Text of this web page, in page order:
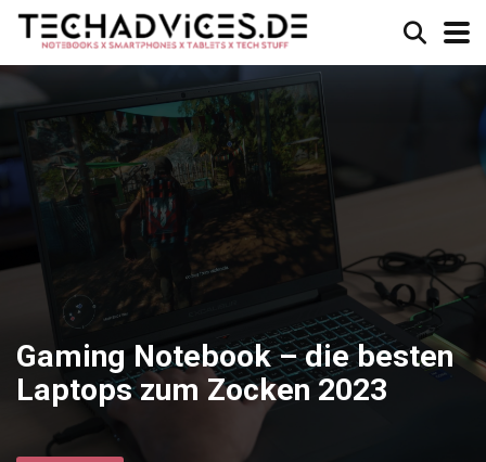
Gaming Notebook – die besten
Laptops zum Zocken 2023